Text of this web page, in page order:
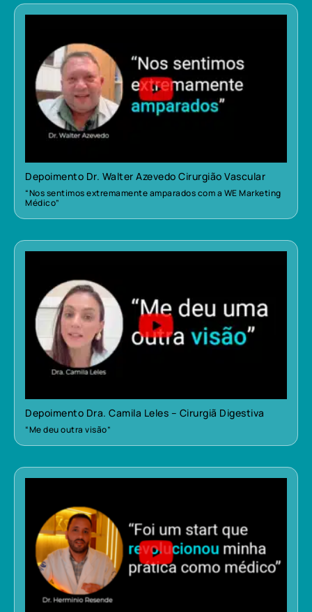
Depoimento Dr. Walter Azevedo Cirurgião Vascular
“Nos sentimos extremamente amparados com a WE Marketing
Médico”
Depoimento Dra. Camila Leles – Cirurgiã Digestiva
“Me deu outra visão”